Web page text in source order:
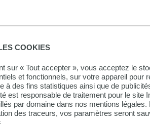
COOKIES
sur « Tout accepter », vous acceptez le
et fonctionnels, sur votre appareil pour
à des fins statistiques ainsi que de
est responsable de traitement pour le site
par domaine dans nos mentions
des traceurs, vos paramètres seront